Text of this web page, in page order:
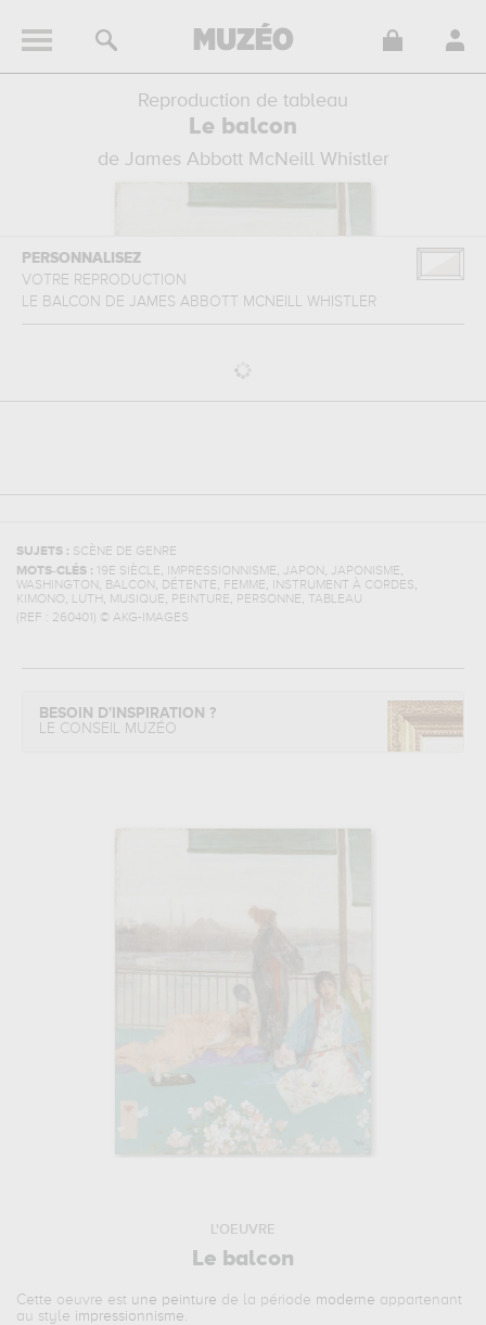
Reproduction de tableau
Le balcon
de James Abbott McNeill Whistler
PERSONNALISEZ
VOTRE REPRODUCTION
LE BALCON DE JAMES ABBOTT MCNEILL WHISTLER
SUJETS : SCÈNE DE GENRE
MOTS-CLÉS :
19E SIÈCLE, IMPRESSIONNISME, JAPON , JAPONISME,
WASHINGTON , BALCON , DÉTENTE, FEMME, INSTRUMENT À CORDES,
KIMONO, LUTH, MUSIQUE, PEINTURE, PERSONNE, TABLEAU
(REF : 260401 ) © AKG-IMAGES
BESOIN D'INSPIRATION ?
LE CONSEIL MUZÉO
L'OEUVRE
Le balcon
Cette oeuvre est une peinture de la période moderne appartenant
au style impressionnisme.